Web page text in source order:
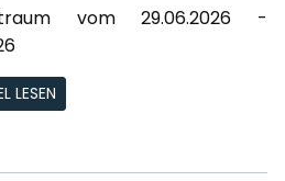
vom 29.06.2026 -
LESEN